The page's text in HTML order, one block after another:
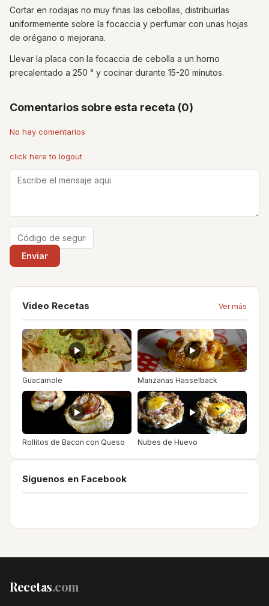
Cortar en rodajas no muy finas las cebollas, distribuirlas
uniformemente sobre la focaccia y perfumar con unas hojas
de orégano o mejorana.
Llevar la placa con la focaccia de cebolla a un horno
precalentado a 250 ° y cocinar durante 15-20 minutos.
Comentarios sobre esta receta (0)
No hay comentarios
click here to logout
Video Recetas Ver más
Guacamole Manzanas Hasselback
Rollitos de Bacon con Queso Nubes de Huevo
Síguenos en Facebook
Recetas.com